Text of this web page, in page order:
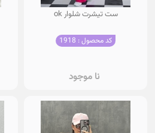
ست تیشرت شلوار ok
کد محصول : 1918
نا موجود